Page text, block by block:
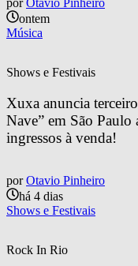
por Otavio Pinheiro
ontem
Música
Shows e Festivais
Xuxa anuncia
Nave” em São Paulo
ingressos à venda!
por Otavio Pinheiro
há 4 dias
Shows e Festivais
Rock In Rio